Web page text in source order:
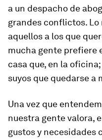
a un despacho de
grandes conflictos. Lo
aquellos a los que
mucha gente prefiere
casa que, en la
suyos que quedarse
Una vez que
nuestra gente valora,
gustos y necesidades